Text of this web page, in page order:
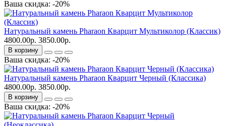
Ваша скидка: -20%
Натуральный камень Pharaon Кварцит Мультиколор (Классик)
4800.00р. 3850.00р.
В корзину
Ваша скидка: -20%
Натуральный камень Pharaon Кварцит Черный (Классика)
4800.00р. 3850.00р.
В корзину
Ваша скидка: -20%